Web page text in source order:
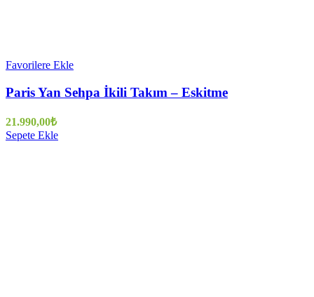
Favorilere Ekle
Paris Yan Sehpa İkili Takım – Eskitme
21.990,00₺
Sepete Ekle